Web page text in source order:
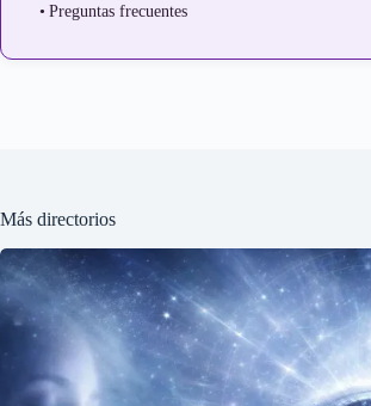
Preguntas frecuentes
Más directorios